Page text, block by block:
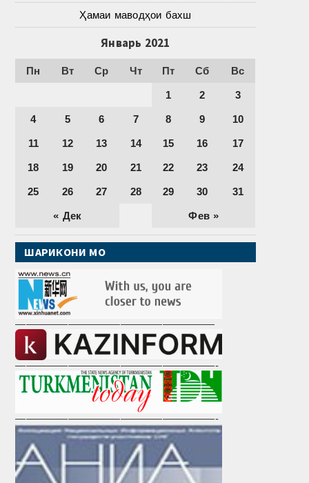
Ҳамаи маводҳои бахш
Январь 2021
Пн Вт Ср Чт Пт Сб Вс
« Дек Фев »
1 2 3
4 5 6 7 8 9 10
11 12 13 14 15 16 17
18 19 20 21 22 23 24
25 26 27 28 29 30 31
ШАРИКОНИ МО
———————————————————
———————————————————-
———————————————————-